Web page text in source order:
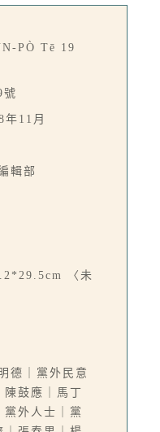
PÒ Tē 19
號
年11月
輯部
〈未
德｜黨外民意
陳鼓應｜馬丁
黨外人士｜黨